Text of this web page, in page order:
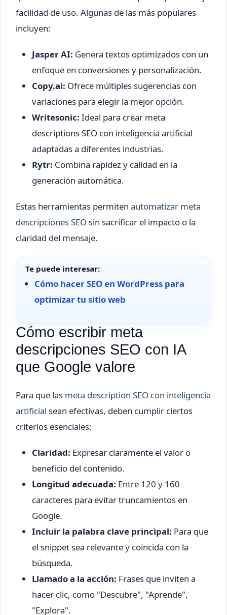
facilidad de uso. Algunas de las más populares
incluyen:
Jasper AI: Genera textos optimizados con un
enfoque en conversiones y personalización.
Copy.ai: Ofrece múltiples sugerencias con
variaciones para elegir la mejor opción.
Writesonic: Ideal para crear meta
descriptions SEO con inteligencia artificial
adaptadas a diferentes industrias.
Rytr: Combina rapidez y calidad en la
generación automática.
Estas herramientas permiten automatizar meta
descripciones SEO sin sacrificar el impacto o la
claridad del mensaje.
Te puede interesar:
Cómo hacer SEO en WordPress para
optimizar tu sitio web
Cómo escribir meta
descripciones SEO con IA
que Google valore
Para que las meta description SEO con inteligencia
artificial sean efectivas, deben cumplir ciertos
criterios esenciales:
Claridad: Expresar claramente el valor o
beneficio del contenido.
Longitud adecuada: Entre 120 y 160
caracteres para evitar truncamientos en
Google.
Incluir la palabra clave principal: Para que
el snippet sea relevante y coincida con la
búsqueda.
Llamado a la acción: Frases que inviten a
hacer clic, como "Descubre", "Aprende",
"Explora".